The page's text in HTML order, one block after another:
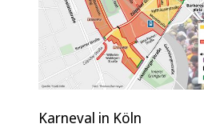
Karneval in Köln